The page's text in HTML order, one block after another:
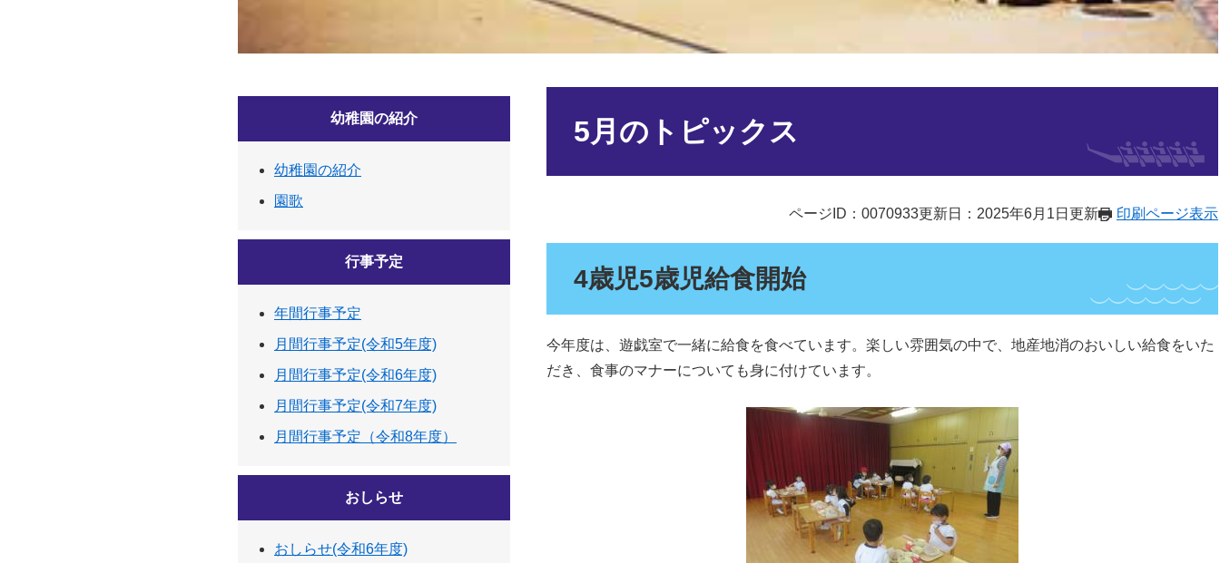
5月のトピックス
ページID：0070933更新日：2025年6月1日更新 印刷ページ表示
4歳児5歳児給食開始
今年度は、遊戯室で一緒に給食を食べています。楽しい雰囲気の中で、地産地消のおいしい給食をいた
だき、食事のマナーについても身に付けています。
幼稚園の紹介
幼稚園の紹介
園歌
行事予定
年間行事予定
月間行事予定(令和5年度)
月間行事予定(令和6年度)
月間行事予定(令和7年度)
月間行事予定（令和8年度）
おしらせ
おしらせ(令和6年度)